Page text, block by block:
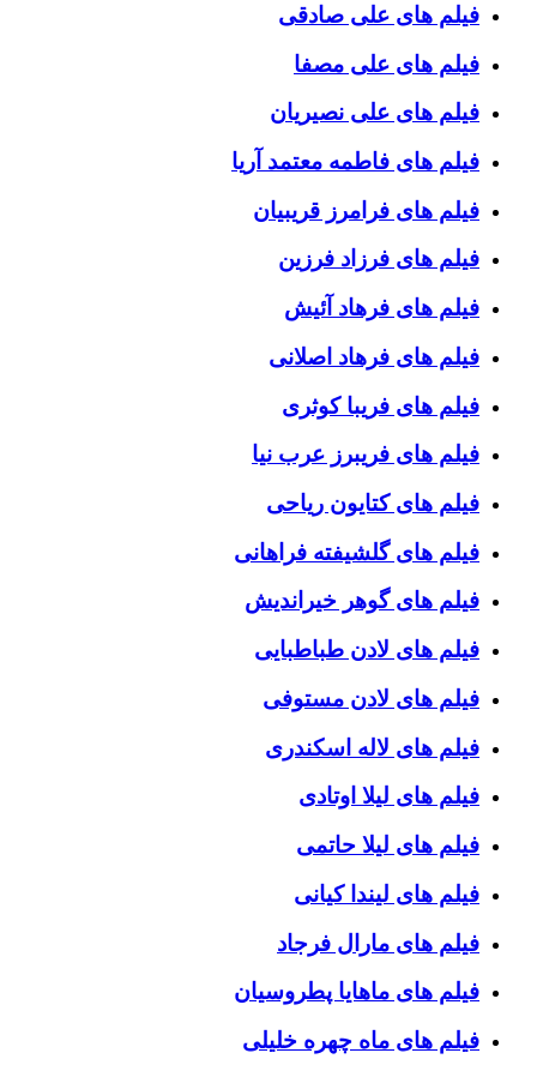
فیلم های علی صادقی
فیلم های علی مصفا
فیلم های علی نصیریان
فیلم های فاطمه معتمد آریا
فیلم های فرامرز قریبیان
فیلم های فرزاد فرزین
فیلم های فرهاد آئیش
فیلم های فرهاد اصلانی
فیلم های فریبا کوثری
فیلم های فریبرز عرب نیا
فیلم های کتایون ریاحی
فیلم های گلشیفته فراهانی
فیلم های گوهر خیراندیش
فیلم های لادن طباطبایی
فیلم های لادن مستوفی
فیلم های لاله اسکندری
فیلم های لیلا اوتادی
فیلم های لیلا حاتمی
فیلم های لیندا کیانی
فیلم های مارال فرجاد
فیلم های ماهایا پطروسیان
فیلم های ماه چهره خلیلی